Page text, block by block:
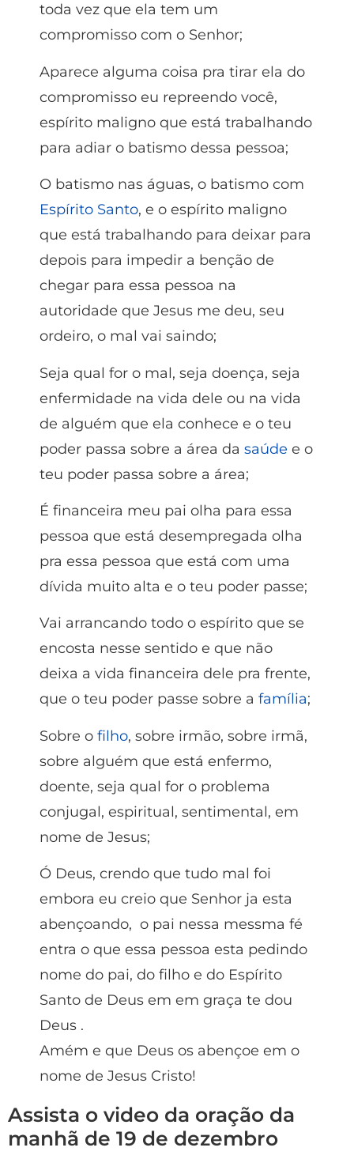
toda vez que ela tem um
compromisso com o Senhor;
Aparece alguma coisa pra tirar ela do
compromisso eu repreendo você,
espírito maligno que está trabalhando
para adiar o batismo dessa pessoa;
O batismo nas águas, o batismo com
Espírito Santo, e o espírito maligno
que está trabalhando para deixar para
depois para impedir a benção de
chegar para essa pessoa na
autoridade que Jesus me deu, seu
ordeiro, o mal vai saindo;
Seja qual for o mal, seja doença, seja
enfermidade na vida dele ou na vida
de alguém que ela conhece e o teu
poder passa sobre a área da saúde e o
teu poder passa sobre a área;
É financeira meu pai olha para essa
pessoa que está desempregada olha
pra essa pessoa que está com uma
dívida muito alta e o teu poder passe;
Vai arrancando todo o espírito que se
encosta nesse sentido e que não
deixa a vida financeira dele pra frente,
que o teu poder passe sobre a família;
Sobre o filho, sobre irmão, sobre irmã,
sobre alguém que está enfermo,
doente, seja qual for o problema
conjugal, espiritual, sentimental, em
nome de Jesus;
Ó Deus, crendo que tudo mal foi
embora eu creio que Senhor ja esta
abençoando, o pai nessa messma fé
entra o que essa pessoa esta pedindo
nome do pai, do filho e do Espírito
Santo de Deus em em graça te dou
Deus .
Amém e que Deus os abençoe em o
nome de Jesus Cristo!
Assista o video da oração da
manhã de 19 de dezembro